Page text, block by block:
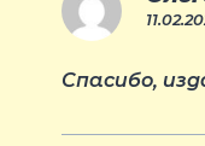
Cпасибо,